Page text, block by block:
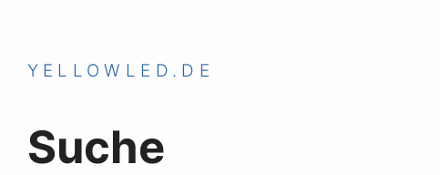
YELLOWLED.DE
Suche